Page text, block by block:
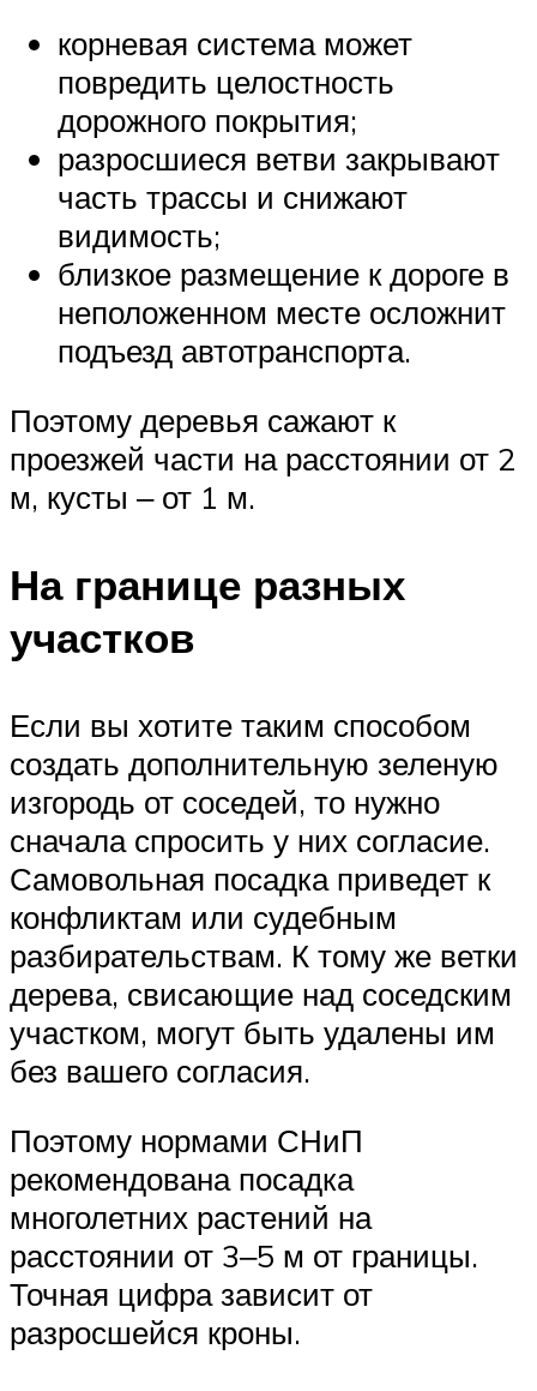
корневая система может
повредить целостность
дорожного покрытия;
разросшиеся ветви закрывают
часть трассы и снижают
видимость;
близкое размещение к дороге в
неположенном месте осложнит
подъезд автотранспорта.
Поэтому деревья сажают к
проезжей части на расстоянии от 2
м, кусты ‒ от 1 м.
На границе разных
участков
Если вы хотите таким способом
создать дополнительную зеленую
изгородь от соседей, то нужно
сначала спросить у них согласие.
Самовольная посадка приведет к
конфликтам или судебным
разбирательствам. К тому же ветки
дерева, свисающие над соседским
участком, могут быть удалены им
без вашего согласия.
Поэтому нормами СНиП
рекомендована посадка
многолетних растений на
расстоянии от 3‒5 м от границы.
Точная цифра зависит от
разросшейся кроны.